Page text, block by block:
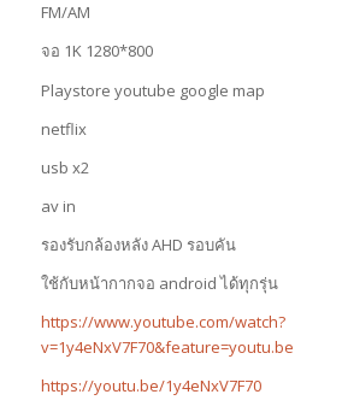
FM/AM
จอ 1K 1280*800
Playstore youtube google map
netflix
usb x2
av in
รองรับกล้องหลัง AHD รอบคัน
ใช้กับหน้ากากจอ android ได้ทุกรุ่น
https://www.youtube.com/watch?
v=1y4eNxV7F70&feature=youtu.be
https://youtu.be/1y4eNxV7F70